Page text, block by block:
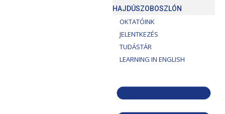
HAJDÚSZOBOSZLÓN
OKTATÓINK
JELENTKEZÉS
TUDÁSTÁR
LEARNING IN ENGLISH